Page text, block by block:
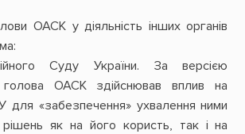
ОАСК у діяльність інших органів
Суду України. За версією
голова ОАСК здійснював вплив на
для «забезпечення» ухвалення ними
рішень як на його користь, так і на